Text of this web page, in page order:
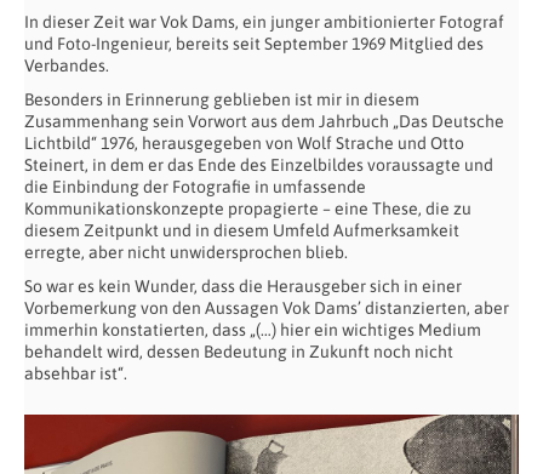
In dieser Zeit war Vok Dams, ein junger ambitionierter Fotograf
und Foto-Ingenieur, bereits seit September 1969 Mitglied des
Verbandes.
Besonders in Erinnerung geblieben ist mir in diesem
Zusammenhang sein Vorwort aus dem Jahrbuch „Das Deutsche
Lichtbild“ 1976, herausgegeben von Wolf Strache und Otto
Steinert, in dem er das Ende des Einzelbildes voraussagte und
die Einbindung der Fotografie in umfassende
Kommunikationskonzepte propagierte – eine These, die zu
diesem Zeitpunkt und in diesem Umfeld Aufmerksamkeit
erregte, aber nicht unwidersprochen blieb.
So war es kein Wunder, dass die Herausgeber sich in einer
Vorbemerkung von den Aussagen Vok Dams’ distanzierten, aber
immerhin konstatierten, dass „(…) hier ein wichtiges Medium
behandelt wird, dessen Bedeutung in Zukunft noch nicht
absehbar ist“.